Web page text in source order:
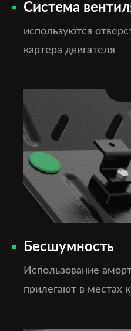
Система
используются
картера двигателя
Бесшумность
Использование
прилегают в местах